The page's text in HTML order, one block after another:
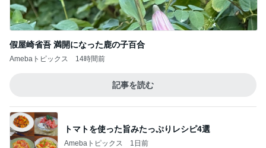
假屋崎省吾 満開になった鹿の子百合
Amebaトピックス 14時間前
記事を読む
トマトを使った旨みたっぷりレシピ4選
Amebaトピックス 1日前